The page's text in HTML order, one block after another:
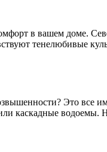
в вашем доме.
тенелюбивые
Это все
каскадные водоемы.